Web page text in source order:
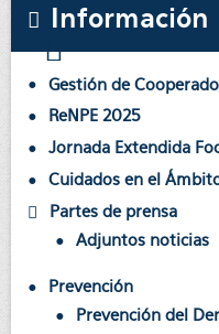
Información
Gestión de
ReNPE 2025
Jornada Extendida
Cuidados en el
Partes de prensa
Adjuntos noticias
Prevención
Prevención del